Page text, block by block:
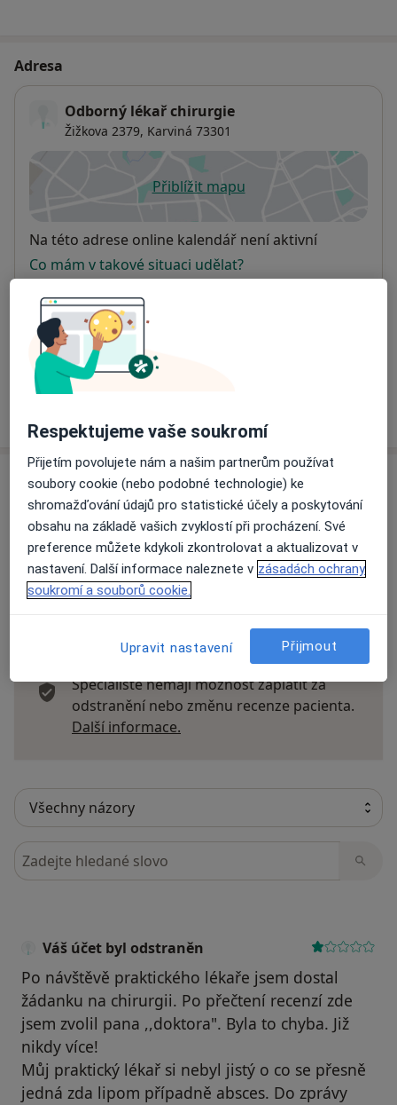
Adresa
Odborný lékař chirurgie
Žižkova 2379, Karviná 73301
Přiblížit mapuse otevře v nové záložce
Dostupnost
Na této adrese online kalendář není aktivní
Co mám v takové situaci udělat?
Způsoby platby (soukromé návštěvy)
Na teto adrese lékař přijímá pacienty na pojišťovnu
Detaily
o adrese
Názory
Přidejte svůj názor
11 názorů
Recenze pacientů jsou pro nás důležité.
Specialisté nemají možnost zaplatit za
odstranění nebo změnu recenze pacienta.
Další informace.
Hledejte v názorech
Váš účet byl odstraněn
Po návštěvě praktického lékaře jsem dostal
žádanku na chirurgii. Po přečtení recenzí zde
jsem zvolil pana ,,doktora". Byla to chyba. Již
nikdy více!
Můj praktický lékař si nebyl jistý o co se přesně
jedná zda lipom případně absces. Do zprávy
Respektujeme vaše soukromí
Přijetím povolujete nám a našim partnerům používat
soubory cookie (nebo podobné technologie) ke
shromažďování údajů pro statistické účely a poskytování
obsahu na základě vašich zvyklostí při procházení. Své
preference můžete kdykoli zkontrolovat a aktualizovat v
nastavení. Další informace naleznete v zásadách ochrany
soukromí a souborů cookie.
Upravit nastavení Přijmout